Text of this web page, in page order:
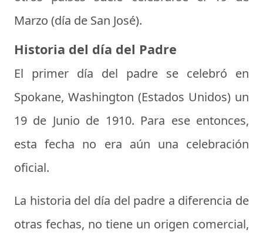
Marzo (día de San José).
Historia del día del Padre
El primer día del padre se celebró en
Spokane, Washington (Estados Unidos) un
19 de Junio de 1910. Para ese entonces,
esta fecha no era aún una celebración
oficial.
La historia del día del padre a diferencia de
otras fechas, no tiene un origen comercial,